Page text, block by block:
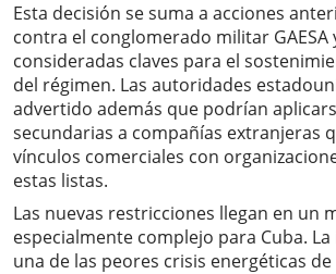
Esta decisión se suma a acciones
contra el conglomerado militar
consideradas claves para el
del régimen. Las autoridades
advertido además que podrían
secundarias a compañías extranjeras
vínculos comerciales con
estas listas.
Las nuevas restricciones llegan en un
especialmente complejo para Cuba.
una de las peores crisis energéticas